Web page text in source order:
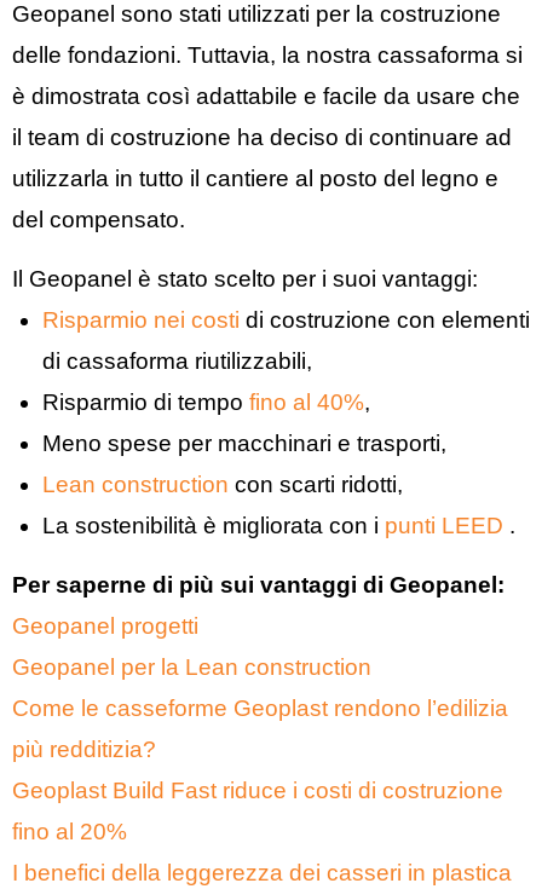
Geopanel sono stati utilizzati per la costruzione
delle fondazioni. Tuttavia, la nostra cassaforma si
è dimostrata così adattabile e facile da usare che
il team di costruzione ha deciso di continuare ad
utilizzarla in tutto il cantiere al posto del legno e
del compensato.
Il Geopanel è stato scelto per i suoi vantaggi:
Risparmio nei costi di costruzione con elementi
di cassaforma riutilizzabili,
Risparmio di tempo fino al 40%,
Meno spese per macchinari e trasporti,
Lean construction con scarti ridotti,
La sostenibilità è migliorata con i punti LEED .
Per saperne di più sui vantaggi di Geopanel:
Geopanel progetti
Geopanel per la Lean construction
Come le casseforme Geoplast rendono l’edilizia
più redditizia?
Geoplast Build Fast riduce i costi di costruzione
fino al 20%
I benefici della leggerezza dei casseri in plastica